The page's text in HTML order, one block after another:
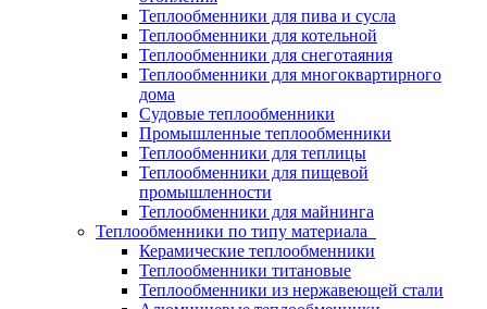
Теплообменники для пива и сусла
Теплообменники для котельной
Теплообменники для снеготаяния
Теплообменники для многоквартирного
дома
Судовые теплообменники
Промышленные теплообменники
Теплообменники для теплицы
Теплообменники для пищевой
промышленности
Теплообменники для майнинга
Теплообменники по типу материала
Керамические теплообменники
Теплообменники титановые
Теплообменники из нержавеющей стали